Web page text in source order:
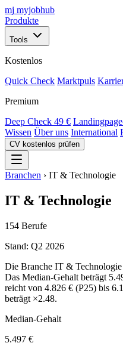
mj myjobhub
Produkte
Tools
Kostenlos
Quick Check Marktpuls
Premium
Deep Check 49 €
Wissen Über uns International
CV kostenlos prüfen
Branchen › IT & Technologie
IT & Technologie
154 Berufe
Stand: Q2 2026
Die Branche IT &
Das Median-Gehalt beträgt
reicht von 4.826 € (P25) bis
beträgt ×2.48.
Median-Gehalt
5.497 €